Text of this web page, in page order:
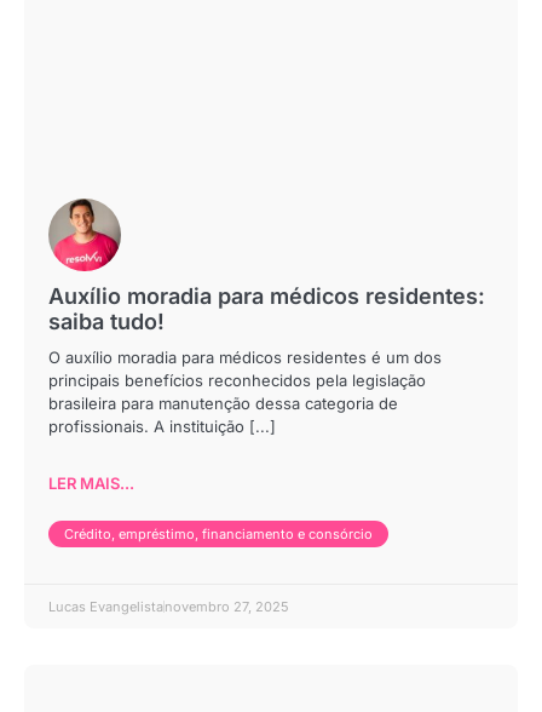
Auxílio moradia para médicos residentes:
saiba tudo!
O auxílio moradia para médicos residentes é um dos
principais benefícios reconhecidos pela legislação
brasileira para manutenção dessa categoria de
profissionais. A instituição [...]
LER MAIS...
Crédito, empréstimo, financiamento e consórcio
Lucas Evangelistanovembro 27, 2025